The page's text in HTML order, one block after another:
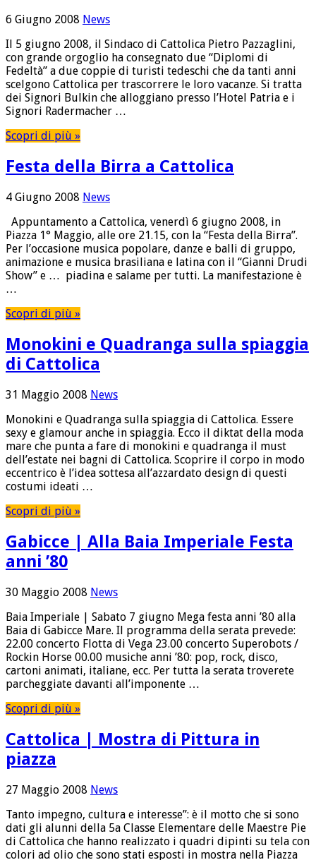
6 Giugno 2008 News
Il 5 giugno 2008, il Sindaco di Cattolica Pietro Pazzaglini,
con grande orgoglio ha consegnato due “Diplomi di
Fedeltà” a due coppie di turisti tedeschi che da tanti anni
scelgono Cattolica per trascorrere le loro vacanze. Si tratta
dei Signori Bulkin che alloggiano presso l’Hotel Patria e i
Signori Radermacher …
Scopri di più »
Festa della Birra a Cattolica
4 Giugno 2008 News
Appuntamento a Cattolica, venerdì 6 giugno 2008, in
Piazza 1° Maggio, alle ore 21.15, con la “Festa della Birra”.
Per l’occasione musica popolare, danze e balli di gruppo,
animazione e musica brasiliana e latina con il “Gianni Drudi
Show” e … piadina e salame per tutti. La manifestazione è
…
Scopri di più »
Monokini e Quadranga sulla spiaggia
di Cattolica
31 Maggio 2008 News
Monokini e Quadranga sulla spiaggia di Cattolica. Essere
sexy e glamour anche in spiaggia. Ecco il diktat della moda
mare che punta a fare di monokini e quadranga il must
dell’estate nei bagni di Cattolica. Scoprire il corpo in modo
eccentrico è l’idea sottesa all’azzardato design di questi
costumi ideati …
Scopri di più »
Gabicce | Alla Baia Imperiale Festa
anni ’80
30 Maggio 2008 News
Baia Imperiale | Sabato 7 giugno Mega festa anni ’80 alla
Baia di Gabicce Mare. Il programma della serata prevede:
22.00 concerto Flotta di Vega 23.00 concerto Superobots /
Rockin Horse 00.00 musiche anni ’80: pop, rock, disco,
cartoni animati, italiane, ecc. Per tutta la serata troverete
parcheggiate davanti all’imponente …
Scopri di più »
Cattolica | Mostra di Pittura in
piazza
27 Maggio 2008 News
Tanto impegno, cultura e interesse”: è il motto che si sono
dati gli alunni della 5a Classe Elementare delle Maestre Pie
di Cattolica che hanno realizzato i quadri dipinti su tela con
colori ad olio che sono stati esposti in mostra nella Piazza